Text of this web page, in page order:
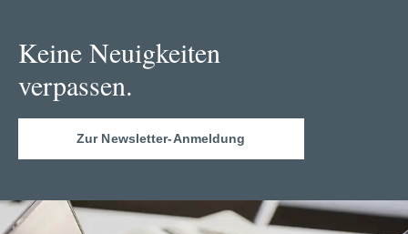
Keine Neuigkeiten
verpassen.
Zur Newsletter-Anmeldung